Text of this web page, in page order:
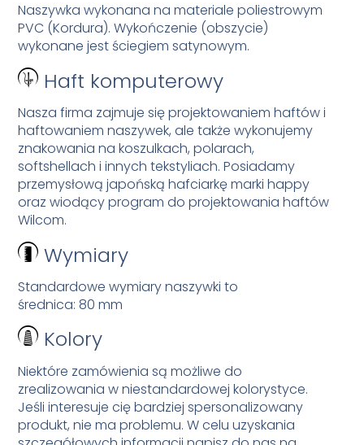
Naszywka wykonana na materiale poliestrowym
PVC (Kordura). Wykończenie (obszycie)
wykonane jest ściegiem satynowym.
Haft komputerowy
Nasza firma zajmuje się projektowaniem haftów i
haftowaniem naszywek, ale także wykonujemy
znakowania na koszulkach, polarach,
softshellach i innych tekstyliach. Posiadamy
przemysłową japońską hafciarkę marki happy
oraz wiodący program do projektowania haftów
Wilcom.
Wymiary
Standardowe wymiary naszywki to
średnica: 80 mm
Kolory
Niektóre zamówienia są możliwe do
zrealizowania w niestandardowej kolorystyce.
Jeśli interesuje cię bardziej spersonalizowany
produkt, nie ma problemu. W celu uzyskania